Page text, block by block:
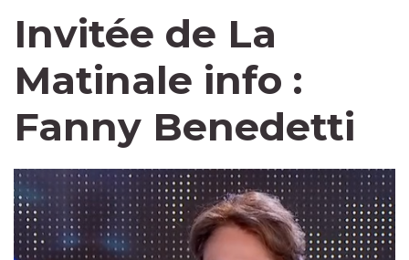
Invitée de La
Matinale info :
Fanny Benedetti